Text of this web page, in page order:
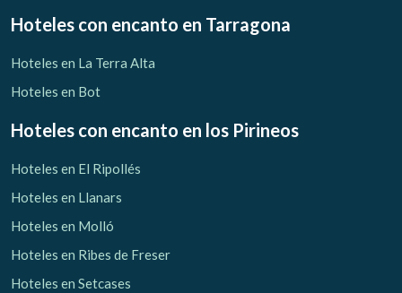
Hoteles con encanto en Tarragona
Hoteles en La Terra Alta
Hoteles en Bot
Hoteles con encanto en los Pirineos
Hoteles en El Ripollés
Hoteles en Llanars
Hoteles en Molló
Hoteles en Ribes de Freser
Hoteles en Setcases